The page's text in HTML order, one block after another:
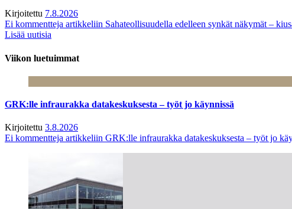
Kirjoitettu 7.8.2026
Ei kommentteja artikkeliin Sahateollisuudella edelleen synkät näkymät –
Lisää uutisia
Viikon luetuimmat
GRK:lle infraurakka datakeskuksesta – työt jo käynnissä
Kirjoitettu 3.8.2026
Ei kommentteja artikkeliin GRK:lle infraurakka datakeskuksesta – työt jo